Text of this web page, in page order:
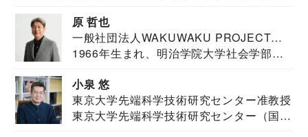
原 哲也
一般社団法人WAKUWAKU PROJECT
JAPAN代表・言語聴覚士・社会福祉士
1966年生まれ、明治学院大学社会学部福
小泉 悠
東京大学先端科学技術研究センター准教授
東京大学先端科学技術研究センター（国際